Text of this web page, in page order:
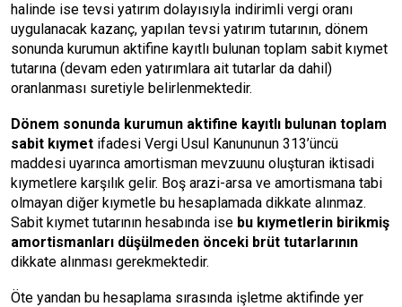
halinde ise tevsi yatırım dolayısıyla indirimli vergi oranı
uygulanacak kazanç, yapılan tevsi yatırım tutarının, dönem
sonunda kurumun aktifine kayıtlı bulunan toplam sabit kıymet
tutarına (devam eden yatırımlara ait tutarlar da dahil)
oranlanması suretiyle belirlenmektedir.
Dönem sonunda kurumun aktifine kayıtlı bulunan toplam
sabit kıymet ifadesi Vergi Usul Kanununun 313’üncü
maddesi uyarınca amortisman mevzuunu oluşturan iktisadi
kıymetlere karşılık gelir. Boş arazi-arsa ve amortismana tabi
olmayan diğer kıymetle bu hesaplamada dikkate alınmaz.
Sabit kıymet tutarının hesabında ise bu kıymetlerin birikmiş
amortismanları düşülmeden önceki brüt tutarlarının
dikkate alınması gerekmektedir.
Öte yandan bu hesaplama sırasında işletme aktifinde yer